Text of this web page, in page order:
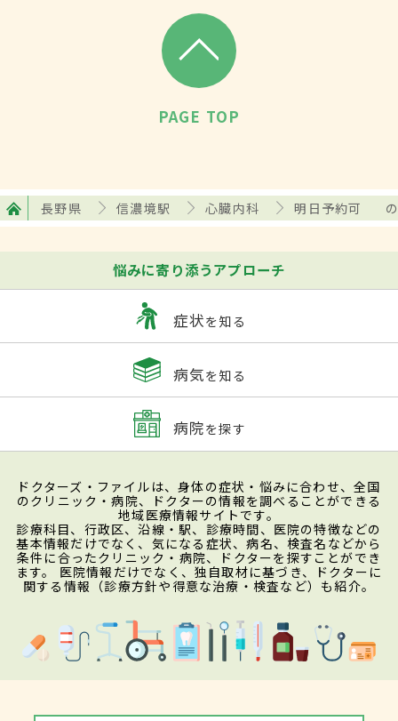
PAGE TOP
長野県 信濃境駅 心臓内科 明日予約可
悩みに寄り添うアプローチ
症状を知る
病気を知る
病院を探す
ドクターズ・ファイルは、身体の症状・悩みに合わせ、全国
のクリニック・病院、ドクターの情報を調べることができる
地域医療情報サイトです。
診療科目、行政区、沿線・駅、診療時間、医院の特徴などの
基本情報だけでなく、気になる症状、病名、検査名などから
条件に合ったクリニック・病院、ドクターを探すことができ
ます。 医院情報だけでなく、独自取材に基づき、ドクターに
関する情報（診療方針や得意な治療・検査など）も紹介。